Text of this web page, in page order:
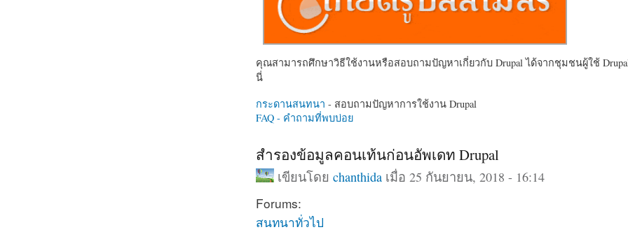
คุณสามารถศึกษาวิธีใช้งานหรือสอบถามปัญหาเกี่ยวกับ Drupal ได้จากชุมชนผู้ใช้
นี่
กระดานสนทนา - สอบถามปัญหาการใช้งาน Drupal
FAQ - คำถามที่พบบ่อย
สำรองข้อมูลคอนเท้นก่อนอัพเดท Drupal
เขียนโดยchanthida เมื่อ 25 กันยายน, 2018 - 16:14
Forums:
สนทนาทั่วไป